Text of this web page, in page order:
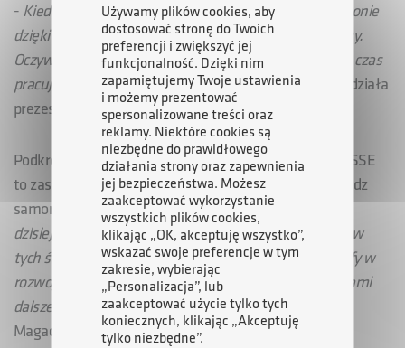
- Kiedy popatrzymy na to, co udało się osiągnąć w regionie
dzięki SSE EURO-PARK Mielec, mamy powody do dumy.
Oczywiście, zawsze można zrobić więcej, i dlatego cały czas
pracujemy nad poprawą naszej oferty dla firm –
powiedziała
prezes Magaczewska.
Podkreśliła, że sukcesy SSE Mielec czy Tarnobrzeskiej SSE
to zasługa przedstawicieli nauki, przedsiębiorców, władz
samorządowych oraz rządu. -Cieszę się, że podczas
dzisiejszej debaty udało się zgromadzić reprezentantów
tych środowisk, aby porozmawiać o roli mieleckiej strefy w
rozwoju Podkarpacia i zastanowić się nad perspektywami
dalszego jej funkcjonowania– dodała Aleksandra
Magaczewska.
Używamy plików cookies, aby
dostosować stronę do Twoich
preferencji i zwiększyć jej
funkcjonalność. Dzięki nim
zapamiętujemy Twoje ustawienia
i możemy prezentować
spersonalizowane treści oraz
reklamy. Niektóre cookies są
niezbędne do prawidłowego
działania strony oraz zapewnienia
jej bezpieczeństwa. Możesz
zaakceptować wykorzystanie
wszystkich plików cookies,
klikając „OK, akceptuję wszystko”,
wskazać swoje preferencje w tym
zakresie, wybierając
„Personalizacja”, lub
zaakceptować użycie tylko tych
koniecznych, klikając „Akceptuję
tylko niezbędne”.